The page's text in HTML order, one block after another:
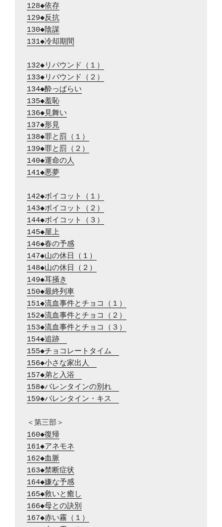
128◆依存
129◆反抗
130◆陰謀
131◆冷却期間
132◆リバウンド（１）
133◆リバウンド（２）
134◆酔っぱらい
135◆羞恥
136◆見舞い
137◆形見
138◆罪と罰（１）
139◆罪と罰（２）
140◆運命の人
141◆悪夢
142◆ボイコット（１）
143◆ボイコット（２）
144◆ボイコット（３）
145◆屋上
146◆春の予感
147◆山の休日（１）
148◆山の休日（２）
149◆耳掻き
150◆最終列車
151◆流血事件とチョコ（１）
152◆流血事件とチョコ（２）
153◆流血事件とチョコ（３）
154◆追跡
155◆チョコレートタイム
156◆小さな家出人
157◆弟と入浴
158◆バレンタインの別れ
159◆バレンタイン・キス
160◆復帰
161◆アネモネ
162◆血脈
163◆禁断症状
164◆嫌な予感
165◆救いと癒し
166◆母との訣別
167◆赤い霧（１）